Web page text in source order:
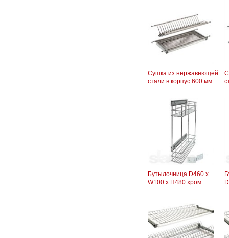
Сушка из нержавеющей
стали в корпус 600 мм.
Бутылочница D460 x
W100 x H480 хром